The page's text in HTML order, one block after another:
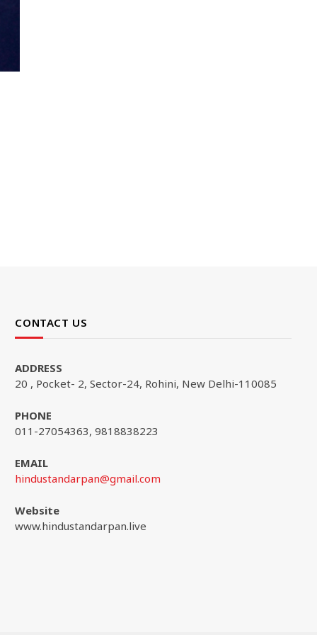
CONTACT US
ADDRESS
20 , Pocket- 2, Sector-24, Rohini, New Delhi-110085
PHONE
011-27054363, 9818838223
EMAIL
hindustandarpan@gmail.com
Website
www.hindustandarpan.live